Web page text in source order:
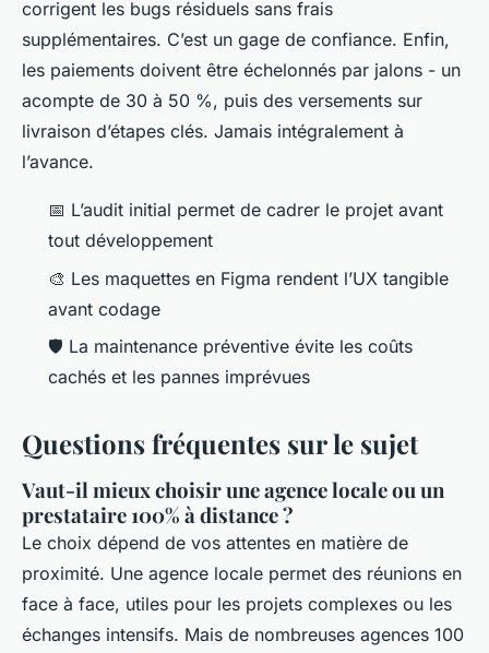
corrigent les bugs résiduels sans frais
supplémentaires. C’est un gage de confiance. Enfin,
les paiements doivent être échelonnés par jalons - un
acompte de 30 à 50 %, puis des versements sur
livraison d’étapes clés. Jamais intégralement à
l’avance.
📅 L’audit initial permet de cadrer le projet avant
tout développement
🎨 Les maquettes en Figma rendent l’UX tangible
avant codage
🛡️ La maintenance préventive évite les coûts
cachés et les pannes imprévues
Questions fréquentes sur le sujet
Vaut-il mieux choisir une agence locale ou un
prestataire 100% à distance ?
Le choix dépend de vos attentes en matière de
proximité. Une agence locale permet des réunions en
face à face, utiles pour les projets complexes ou les
échanges intensifs. Mais de nombreuses agences 100